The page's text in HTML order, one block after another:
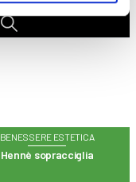
BENESSERE ESTETICA
Hennè sopracciglia